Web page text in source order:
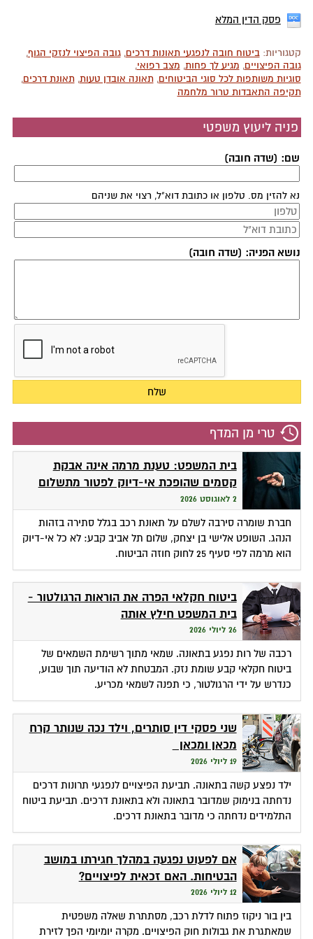
פסק הדין המלא
קטגוריות:ביטוח חובה לנפגעי תאונות דרכים,גובה הפיצוי לנזקי הגוף,
גובה הפיצויים, מגיע לך פחות, מצב רפואי,
סוגיות משותפות לכל סוגי הביטוחים,תאונה אובדן טעות,תאונת דרכים,
תקיפה התאבדות טרור מלחמה
פניה ליעוץ משפטי
שם: (שדה חובה)
נא להזין מס. טלפון או כתובת דוא"ל, רצוי את שניהם
נושא הפניה: (שדה חובה)
טרי מן המדף
בית המשפט: טענת מרמה אינה אבקת
קסמים שהופכת אי-דיוק לפטור מתשלום
2 לאוגוסט 2026
חברת שומרה סירבה לשלם על תאונת רכב בגלל סתירה בזהות
הנהג. השופט אלישי בן יצחק, שלום תל אביב קבע: לא כל אי-דיוק
הוא מרמה לפי סעיף 25 לחוק חוזה הביטוח.
ביטוח חקלאי הפרה את הוראות הרגולטור -
בית המשפט חילץ אותה
26 ליולי 2026
רכבה של רות נפגע בתאונה. שמאי מתוך רשימת השמאים של
ביטוח חקלאי קבע שומת נזק. המבטחת לא הודיעה תוך שבוע,
כנדרש על ידי הרגולטור, כי תפנה לשמאי מכריע.
שני פסקי דין סותרים, וילד נכה שנותר קרח
מכאן ומכאן
19 ליולי 2026
ילד נפצע קשה בתאונה. תביעת הפיצויים לנפגעי תרונות דרכים
נדחתה בנימוק שמדובר בתאונה ולא בתאונת דרכים. תביעת ביטוח
התלמידים נדחתה כי מדובר בתאונת דרכים.
אם לפעוט נפגעה במהלך חגירתו במושב
הבטיחות. האם זכאית לפיצויים?
12 ליולי 2026
בין בור ניקוז פתוח לדלת רכב, מסתתרת שאלה משפטית
שמאתגרת את גבולות חוק הפיצויים. מקרה יומיומי הפך לזירת